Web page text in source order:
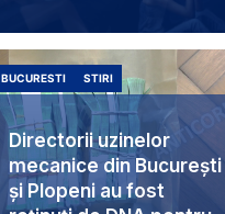
Directorii uzinelor
mecanice din București
și Plopeni au fost
BUCURESTI STIRI